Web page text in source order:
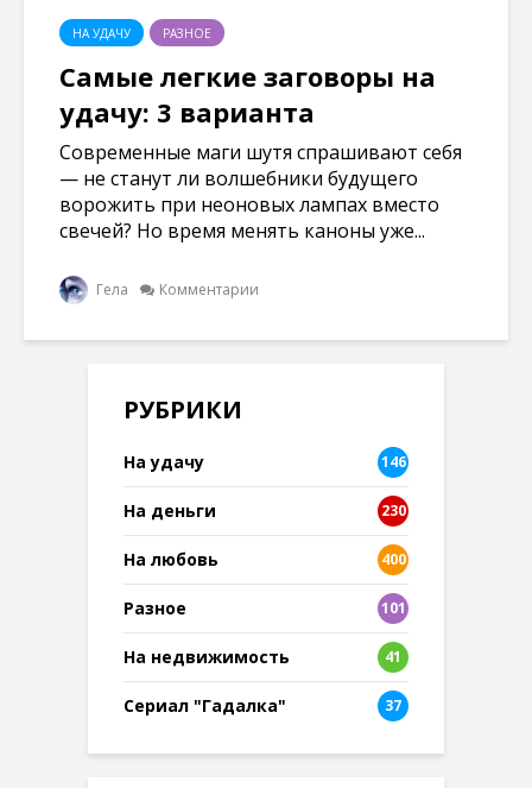
НА УДАЧУ РАЗНОЕ
Самые легкие заговоры на
удачу: 3 варианта
Современные маги шутя спрашивают себя
— не станут ли волшебники будущего
ворожить при неоновых лампах вместо
свечей? Но время менять каноны уже...
Гела Комментарии
РУБРИКИ
На удачу 146
На деньги 230
На любовь 400
Разное
101
8
На недвижимость 41
Сериал "Гадалка" 37